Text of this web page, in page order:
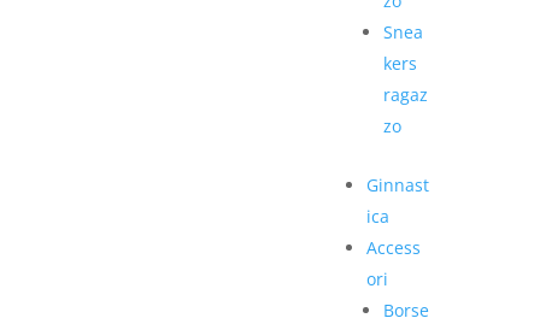
Snea
kers
ragaz
zo
Ginnast
ica
Access
ori
Borse